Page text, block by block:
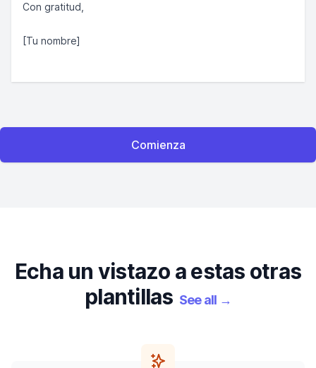
Con gratitud,
[Tu nombre]
Comienza
Echa un vistazo a estas otras
plantillas See all →